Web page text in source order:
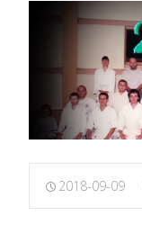
2018-09-09